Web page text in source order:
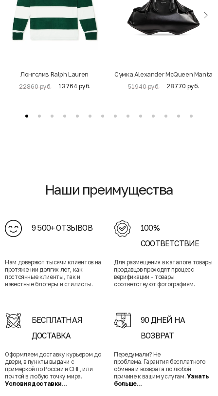
Лонгслив Ralph Lauren
22860 руб. 13764 руб.
Cумка Alexander McQueen Manta
51940 руб. 28770 руб.
Наши преимущества
9 500+ ОТЗЫВОВ
Нам доверяют тысячи клиентов на
протяжении долгих лет, как
постоянные клиенты, так и
известные блогеры и стилисты.
100%
СООТВЕТСТВИЕ
Для размещения в каталоге товары
продавцов проходят процесс
верификации - товары
соответствуют фотографиям.
БЕСПЛАТНАЯ
ДОСТАВКА
Оформляем доставку курьером до
двери, в пункты выдачи с
примеркой по России и СНГ, или
почтой в любую точку мира.
Условия доставки...
90 ДНЕЙ НА
ВОЗВРАТ
Передумали? Не
проблема. Гарантия бесплатного
обмена и возврата по любой
причине к вашим услугам. Узнать
больше...